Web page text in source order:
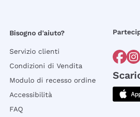
Bisogno d'aiuto?
Servizio clienti
Condizioni di Vendita
Modulo di recesso ordine
Accessibilità
FAQ